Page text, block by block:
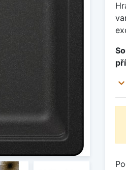
expand_more